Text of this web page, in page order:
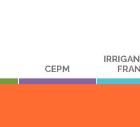
CEPM